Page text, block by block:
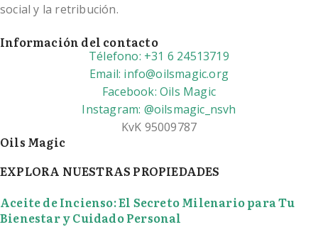
social y la retribución.
Información del contacto
Télefono: +31 6 24513719
Email: info@oilsmagic.org
Facebook: Oils Magic
Instagram: @oilsmagic_nsvh
KvK 95009787
Oils Magic
EXPLORA NUESTRAS PROPIEDADES
Aceite de Incienso: El Secreto Milenario para Tu
Bienestar y Cuidado Personal